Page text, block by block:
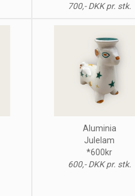
700,- DKK pr. stk.
Aluminia
Julelam
*600kr
600,- DKK pr. stk.